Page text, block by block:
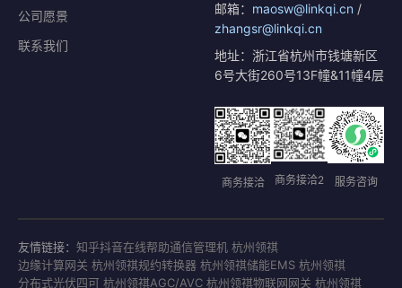
公司愿景
联系我们
邮箱： maosw@linkqi.cn /
zhangsr@linkqi.cn
地址：浙江省杭州市钱塘新区
6号大街260号13F幢&11幢4层
商务接洽 商务接洽2 服务咨询
友情链接： 知乎抖音在线帮助通信管理机 杭州领祺
边缘计算网关 杭州领祺规约转换器 杭州领祺储能EMS 杭州领祺
分布式光伏四可 杭州领祺AGC/AVC 杭州领祺物联网网关 杭州领祺